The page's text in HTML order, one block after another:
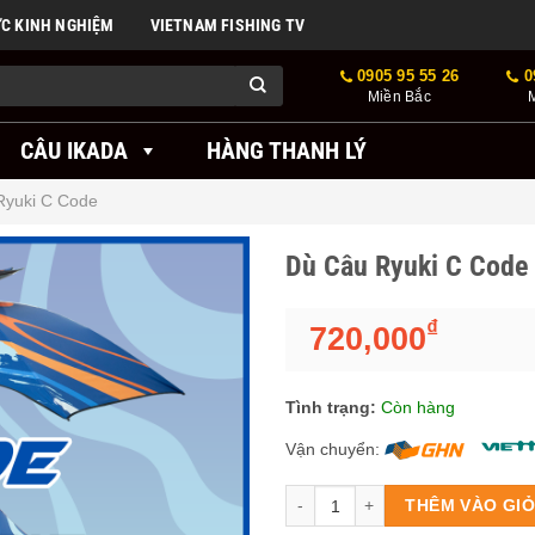
KINH NGHIỆM VIETNAM FISHING TV
0905 95 55 26
Miền Bắc
CÂU IKADA HÀNG THANH LÝ
C Code
Dù Câu Ryuki C Code
720,000₫
Tình trạng: Còn hàng
Vận chuyển:
THÊM VÀO